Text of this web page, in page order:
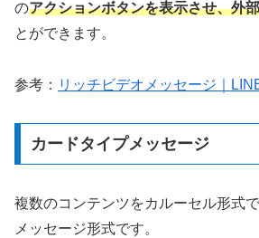
のアクションボタンを表示させ、外
とができます。
参考： リッチビデオメッセージ｜
カードタイプメッセージ
複数のコンテンツをカルーセル形式
メッセージ形式です。